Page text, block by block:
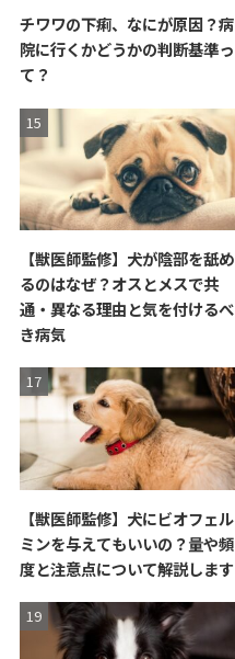
チワワの下痢、なにが原因？病
院に行くかどうかの判断基準っ
て？
【獣医師監修】犬が陰部を舐め
るのはなぜ？オスとメスで共
通・異なる理由と気を付けるべ
き病気
【獣医師監修】犬にビオフェル
ミンを与えてもいいの？量や頻
度と注意点について解説します